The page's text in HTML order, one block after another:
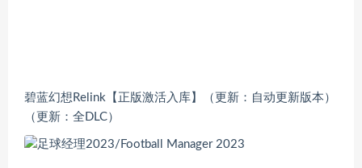
碧蓝幻想Relink【正版激活入库】（更新：自动更新版本）
（更新：全DLC）